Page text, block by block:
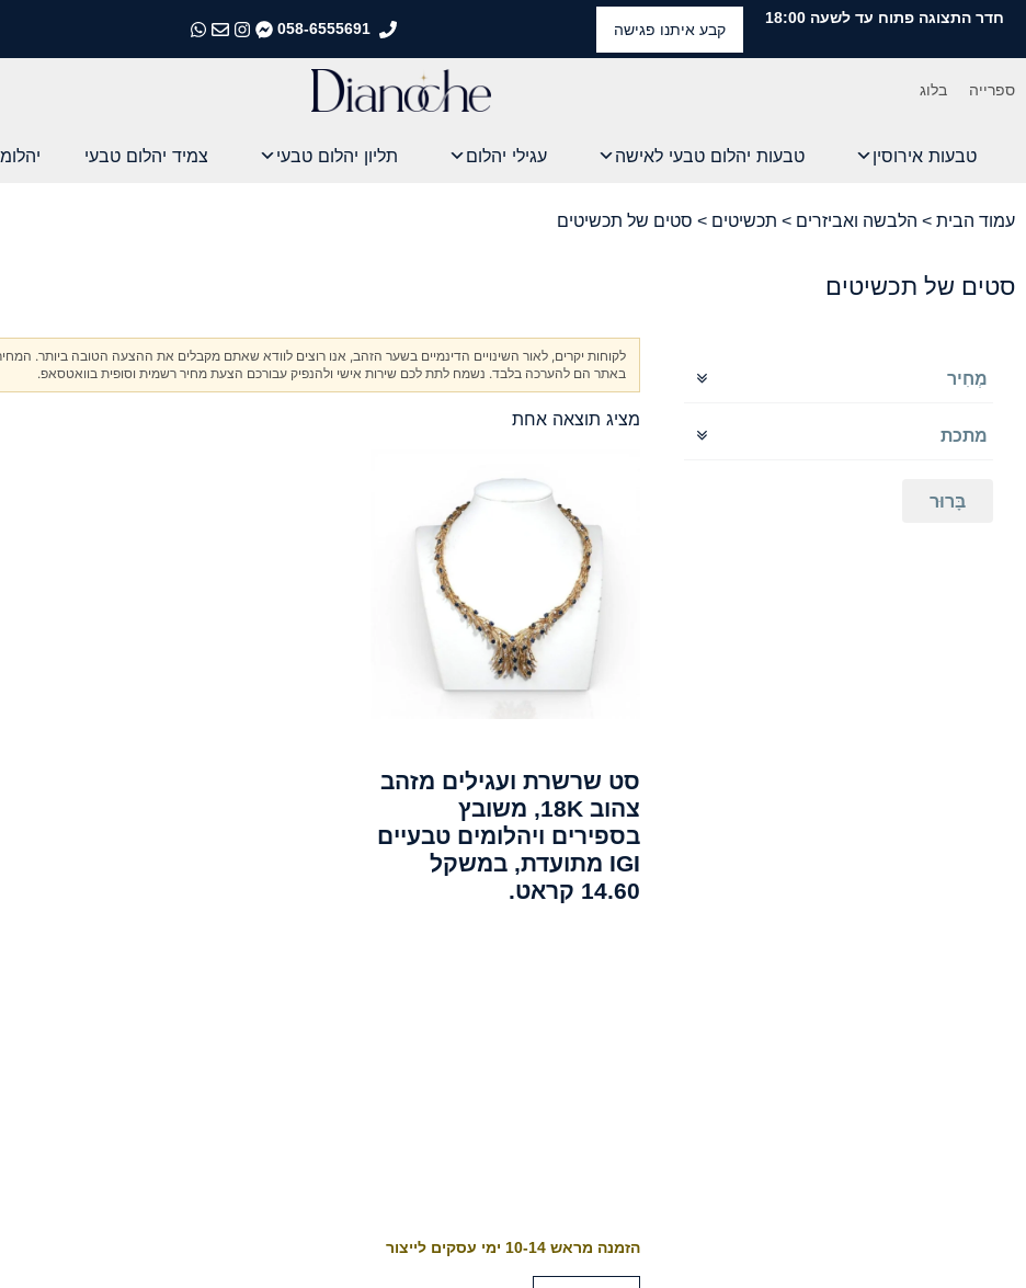
חדר התצוגה פתוח עד לשעה 18:00
קבע איתנו פגישה 058-6555691
התקשרו אלינו
התקשרו אלינו
התקשרו אלינו
התקשרו אלינו
ספרייה בלוג
טבעות אירוסין טבעות יהלום טבעי לאישה עגילי יהלום תליון יהלום טבעי צמיד יהלום טבעי
עמוד הבית > הלבשה ואביזרים > תכשיטים > סטים של תכשיטים
סטים של תכשיטים
מְחִיר
מתכת
בָּרוּר
לקוחות יקרים, לאור השינויים הדינמיים בשער הזהב, אנו רוצים לוודא שאתם מקבלים את ההצעה הטובה ביותר.
באתר הם להערכה בלבד. נשמח לתת לכם שירות אישי ולהנפיק עבורכם הצעת מחיר רשמית וסופית בוואטסאפ.
מציג תוצאה אחת
סט שרשרת ועגילים מזהב
צהוב 18K, משובץ
בספירים ויהלומים טבעיים
IGI מתועדת, במשקל
14.60 קראט.
הזמנה מראש 10-14 ימי עסקים לייצור